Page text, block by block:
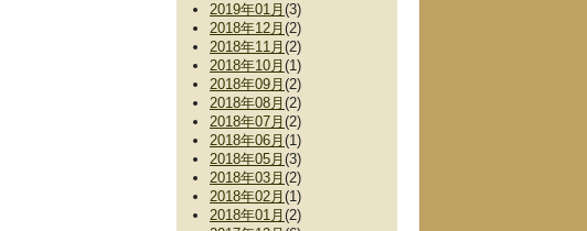
2019年01月 (3)
2018年12月 (2)
2018年11月 (2)
2018年10月 (1)
2018年09月 (2)
2018年08月 (2)
2018年07月 (2)
2018年06月 (1)
2018年05月 (3)
2018年03月 (2)
2018年02月 (1)
2018年01月 (2)